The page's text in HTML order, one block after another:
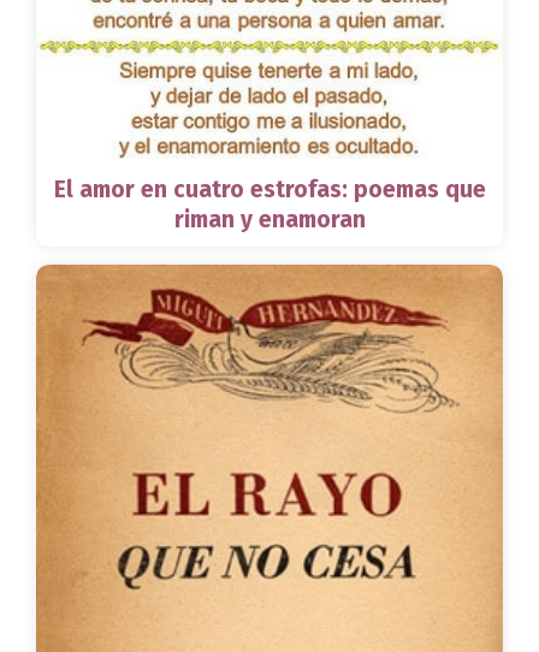
El amor en cuatro estrofas: poemas que
riman y enamoran